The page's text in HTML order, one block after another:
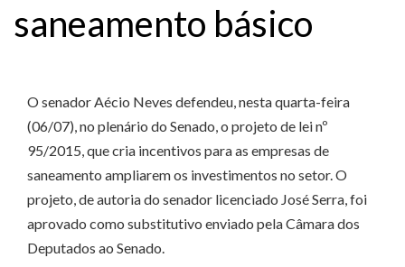
saneamento básico
O senador Aécio Neves defendeu, nesta quarta-feira
(06/07), no plenário do Senado, o projeto de lei nº
95/2015, que cria incentivos para as empresas de
saneamento ampliarem os investimentos no setor. O
projeto, de autoria do senador licenciado José Serra, foi
aprovado como substitutivo enviado pela Câmara dos
Deputados ao Senado.